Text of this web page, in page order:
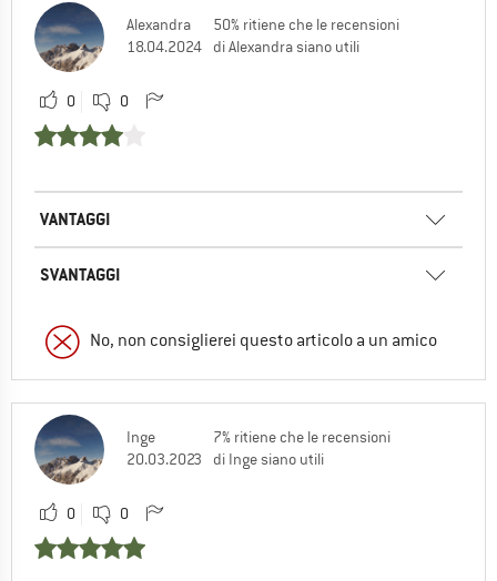
Alexandra
18.04.2024
50% ritiene che le recensioni
di Alexandra siano utili
0 0
VANTAGGI
SVANTAGGI
No, non consiglierei questo articolo a un amico
Inge
20.03.2023
7% ritiene che le recensioni
di Inge siano utili
0 0